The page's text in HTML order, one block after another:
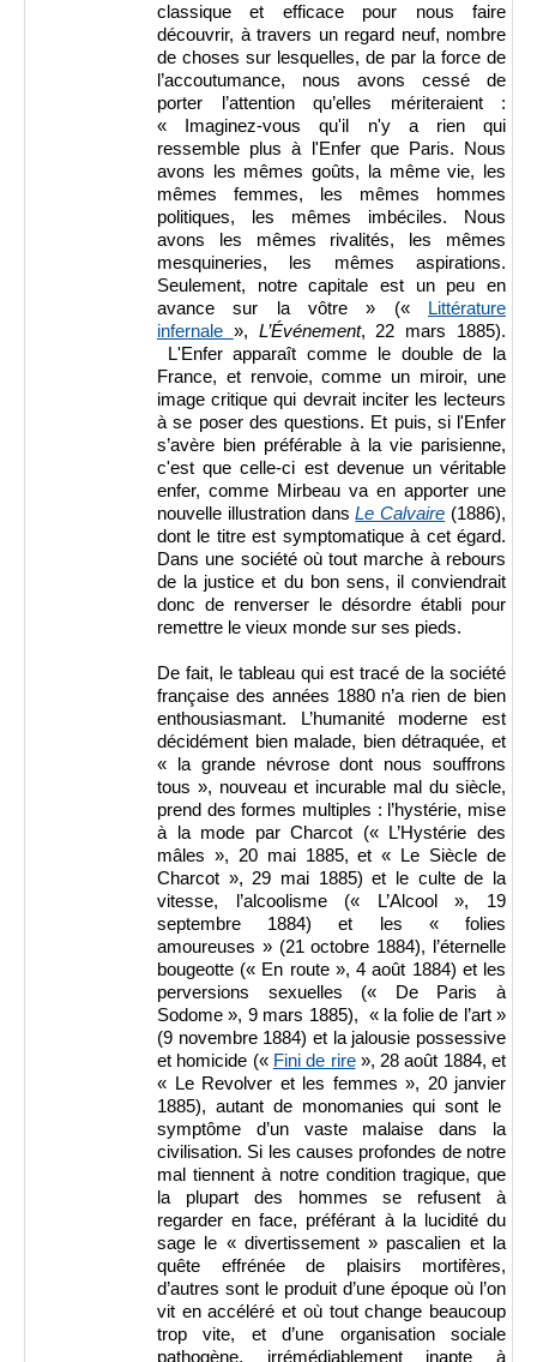
classique et efficace pour nous faire
découvrir, à travers un regard neuf, nombre
de choses sur lesquelles, de par la force de
l’accoutumance, nous avons cessé de
porter l’attention qu’elles mériteraient :
« Imaginez-vous qu'il n'y a rien qui
ressemble plus à l'Enfer que Paris. Nous
avons les mêmes goûts, la même vie, les
mêmes femmes, les mêmes hommes
politiques, les mêmes imbéciles. Nous
avons les mêmes rivalités, les mêmes
mesquineries, les mêmes aspirations.
Seulement, notre capitale est un peu en
avance sur la vôtre » («
Littérature
infernale », L’Événement, 22 mars 1885).
L'Enfer apparaît comme le double de la
France, et renvoie, comme un miroir, une
image critique qui devrait inciter les lecteurs
à se poser des questions. Et puis, si l'Enfer
s’avère bien préférable à la vie parisienne,
c'est que celle-ci est devenue un véritable
enfer, comme Mirbeau va en apporter une
nouvelle illustration dansLe Calvaire (1886),
dont le titre est symptomatique à cet égard.
Dans une société où tout marche à rebours
de la justice et du bon sens, il conviendrait
donc de renverser le désordre établi pour
remettre le vieux monde sur ses pieds.
De fait, le tableau qui est tracé de la société
française des années 1880 n’a rien de bien
enthousiasmant. L’humanité moderne est
décidément bien malade, bien détraquée, et
« la grande névrose dont nous souffrons
tous », nouveau et incurable mal du siècle,
prend des formes multiples : l’hystérie, mise
à la mode par Charcot (« L’Hystérie des
mâles », 20 mai 1885, et « Le Siècle de
Charcot », 29 mai 1885) et le culte de la
vitesse, l’alcoolisme (« L’Alcool », 19
septembre 1884) et les « folies
amoureuses » (21 octobre 1884), l’éternelle
bougeotte (« En route », 4 août 1884) et les
perversions sexuelles (« De Paris à
Sodome », 9 mars 1885), « la folie de l’art »
(9 novembre 1884) et la jalousie possessive
et homicide (« Fini de rire», 28 août 1884, et
« Le Revolver et les femmes », 20 janvier
1885), autant de monomanies qui sont le
symptôme d’un vaste malaise dans la
civilisation. Si les causes profondes de notre
mal tiennent à notre condition tragique, que
la plupart des hommes se refusent à
regarder en face, préférant à la lucidité du
sage le « divertissement » pascalien et la
quête effrénée de plaisirs mortifères,
d’autres sont le produit d’une époque où l’on
vit en accéléré et où tout change beaucoup
trop vite, et d’une organisation sociale
pathogène, irrémédiablement inapte à